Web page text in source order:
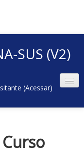
SUS (V2)
(Acessar)